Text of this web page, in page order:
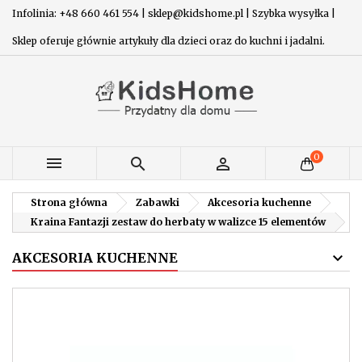
Infolinia: +48 660 461 554 | sklep@kidshome.pl | Szybka wysyłka |
Sklep oferuje głównie artykuły dla dzieci oraz do kuchni i jadalni.
   0
Strona główna Zabawki
Akcesoria kuchenne
Kraina Fantazji zestaw do herbaty w walizce 15 elementów
AKCESORIA KUCHENNE